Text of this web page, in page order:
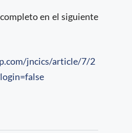
en el siguiente
jncics/article/7/2